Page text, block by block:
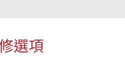
選項